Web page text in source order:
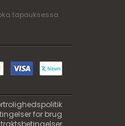
tapauksessa
for brug